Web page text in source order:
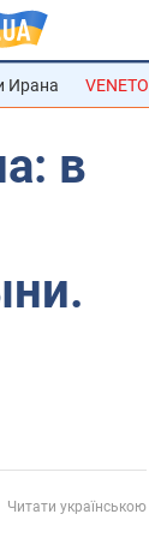
Ирана VENETO
в
Читати українською